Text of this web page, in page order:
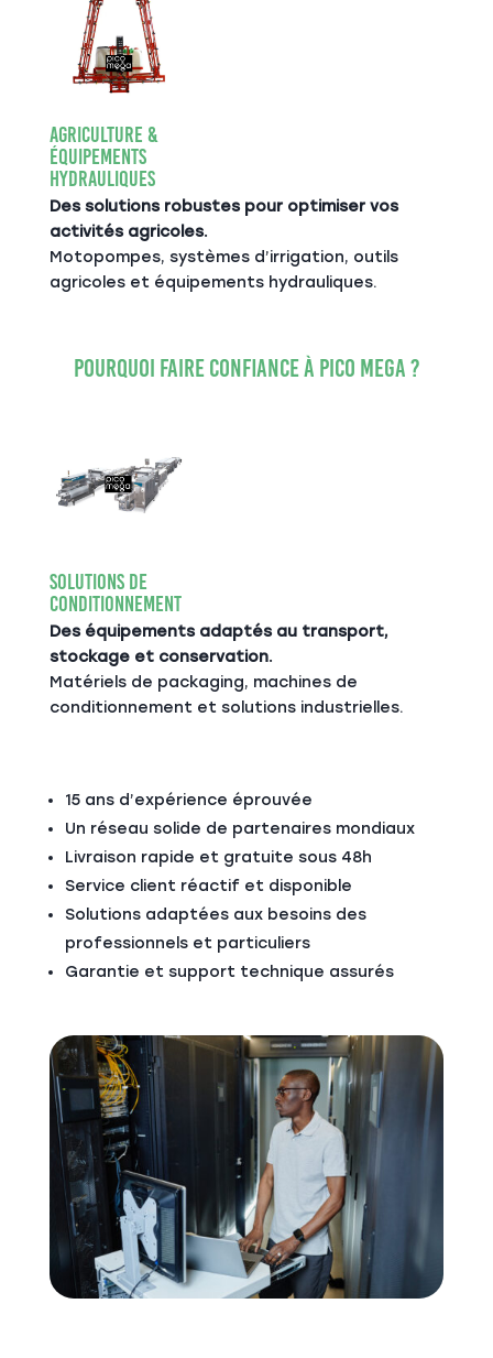
Agriculture &
Équipements
Hydrauliques
Des solutions robustes pour optimiser vos
activités agricoles.
Motopompes, systèmes d’irrigation, outils
agricoles et équipements hydrauliques.
Pourquoi faire confiance à PICO MEGA ?
Solutions de
Conditionnement
Des équipements adaptés au transport,
stockage et conservation.
Matériels de packaging, machines de
conditionnement et solutions industrielles.
15 ans d’expérience éprouvée
Un réseau solide de partenaires mondiaux
Livraison rapide et gratuite sous 48h
Service client réactif et disponible
Solutions adaptées aux besoins des
professionnels et particuliers
Garantie et support technique assurés